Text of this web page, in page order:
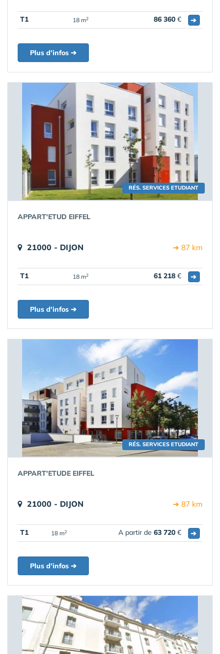
T1 18 m2 86 360 € ➔
Plus d'infos ➔
RÉS. SERVICES ETUDIANT
APPART'ETUD EIFFEL
21000 - DIJON ➔ 87 km
T1 18 m2 61 218 € ➔
Plus d'infos ➔
RÉS. SERVICES ETUDIANT
APPART'ETUDE EIFFEL
21000 - DIJON ➔ 87 km
T1 18 m2 A partir de 63 720 € ➔
Plus d'infos ➔